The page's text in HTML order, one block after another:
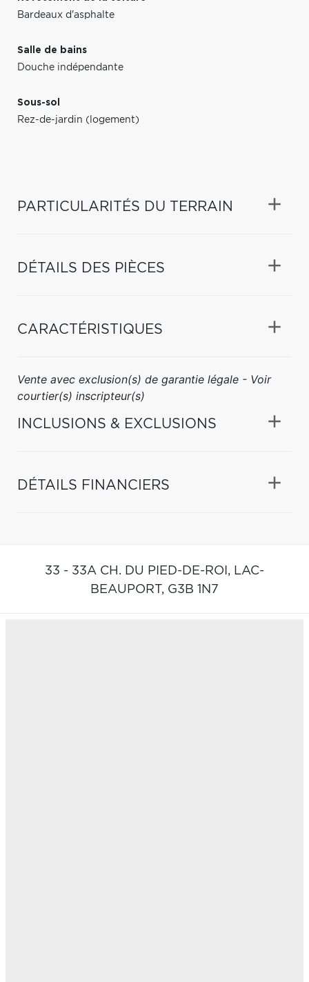
Bardeaux d'asphalte
Salle de bains
Douche indépendante
Sous-sol
Rez-de-jardin (logement)
PARTICULARITÉS DU TERRAIN
DÉTAILS DES PIÈCES
CARACTÉRISTIQUES
Vente avec exclusion(s) de garantie légale - Voir
courtier(s) inscripteur(s)
INCLUSIONS & EXCLUSIONS
DÉTAILS FINANCIERS
33 - 33A CH. DU PIED-DE-ROI, LAC-
BEAUPORT, G3B 1N7